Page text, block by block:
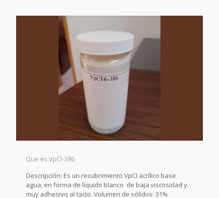
Que es VpCI-386
Descripción: Es un recubrimiento VpCI acrílico base
agua, en forma de líquido blanco de baja viscosidad y
muy adhesivo al tacto. Volumen de sólidos: 31%